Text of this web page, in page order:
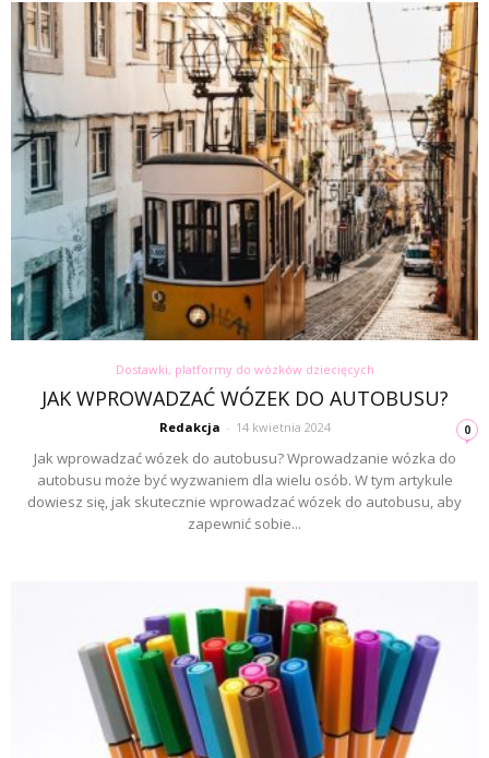
Dostawki, platformy do wózków dziecięcych
JAK WPROWADZAĆ WÓZEK DO AUTOBUSU?
Redakcja - 14 kwietnia 2024 0
Jak wprowadzać wózek do autobusu? Wprowadzanie wózka do
autobusu może być wyzwaniem dla wielu osób. W tym artykule
dowiesz się, jak skutecznie wprowadzać wózek do autobusu, aby
zapewnić sobie...